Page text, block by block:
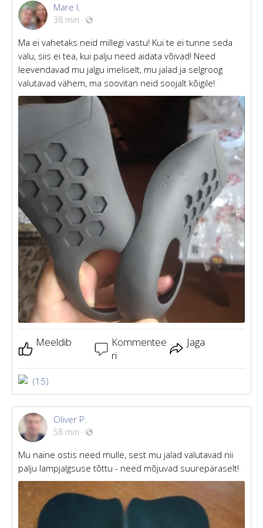
Mare I.
38 min ·
Ma ei vahetaks neid millegi vastu! Kui te ei tunne seda
valu, siis ei tea, kui palju need aidata võivad! Need
leevendavad mu jalgu imeliselt, mu jalad ja selgroog
valutavad vähem, ma soovitan neid soojalt kõigile!
Meeldib
Kommentee
ri
Jaga
(15)
Oliver P.
58 min ·
Mu naine ostis need mulle, sest mu jalad valutavad nii
palju lampjalgsuse tõttu - need mõjuvad suurepäraselt!